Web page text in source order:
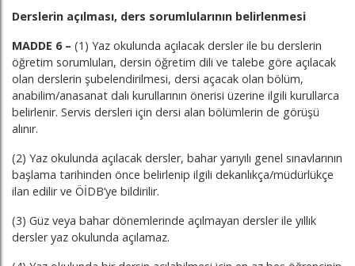
Derslerin açılması, ders sorumlularının belirlenmesi
MADDE 6 – (1) Yaz okulunda açılacak dersler ile bu derslerin
öğretim sorumluları, dersin öğretim dili ve talebe göre açılacak
olan derslerin şubelendirilmesi, dersi açacak olan bölüm,
anabilim/anasanat dalı kurullarının önerisi üzerine ilgili kurullarca
belirlenir. Servis dersleri için dersi alan bölümlerin de görüşü
alınır.
(2) Yaz okulunda açılacak dersler, bahar yarıyılı genel sınavlarının
başlama tarihinden önce belirlenip ilgili dekanlıkça/müdürlükçe
ilan edilir ve ÖİDB’ye bildirilir.
(3) Güz veya bahar dönemlerinde açılmayan dersler ile yıllık
dersler yaz okulunda açılamaz.